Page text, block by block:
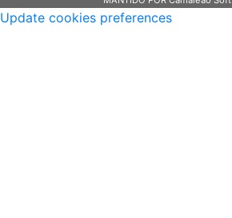
Update cookies preferences